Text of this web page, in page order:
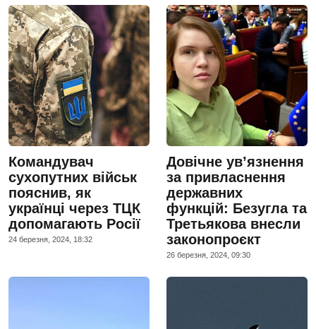
Командувач
сухопутних військ
пояснив, як
українці через ТЦК
допомагають Росії
24 березня, 2024, 18:32
Довічне ув’язнення
за привласнення
державних
функцій: Безугла та
Третьякова внесли
законопроєкт
26 березня, 2024, 09:30